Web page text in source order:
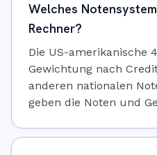
Welches
Rechner?
Die US-amerikanische
Gewichtung nach
anderen nationalen
geben die Noten und